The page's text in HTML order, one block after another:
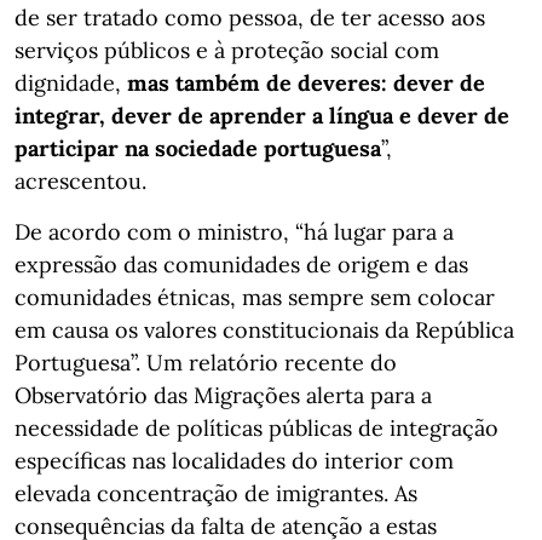
de ser tratado como pessoa, de ter acesso aos
serviços públicos e à proteção social com
dignidade, mas também de deveres: dever de
integrar, dever de aprender a língua e dever de
participar na sociedade portuguesa”,
acrescentou.
De acordo com o ministro, “há lugar para a
expressão das comunidades de origem e das
comunidades étnicas, mas sempre sem colocar
em causa os valores constitucionais da República
Portuguesa”. Um relatório recente do
Observatório das Migrações alerta para a
necessidade de políticas públicas de integração
específicas nas localidades do interior com
elevada concentração de imigrantes. As
consequências da falta de atenção a estas